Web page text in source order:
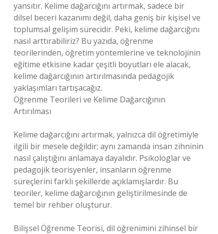
yansıtır. Kelime dağarcığını artırmak, sadece bir
dilsel beceri kazanımı değil, daha geniş bir kişisel ve
toplumsal gelişim sürecidir. Peki, kelime dağarcığını
nasıl arttırabiliriz? Bu yazıda, öğrenme
teorilerinden, öğretim yöntemlerine ve teknolojinin
eğitime etkisine kadar çeşitli boyutları ele alacak,
kelime dağarcığının artırılmasında pedagojik
yaklaşımları tartışacağız.
Öğrenme Teorileri ve Kelime Dağarcığının
Artırılması
Kelime dağarcığını artırmak, yalnızca dil öğretimiyle
ilgili bir mesele değildir; aynı zamanda insan zihninin
nasıl çalıştığını anlamaya dayalıdır. Psikologlar ve
pedagojik teorisyenler, insanların öğrenme
süreçlerini farklı şekillerde açıklamışlardır. Bu
teoriler, kelime dağarcığının geliştirilmesinde de
temel bir rehber oluşturur.
Bilişsel Öğrenme Teorisi, dil öğrenimini zihinsel bir